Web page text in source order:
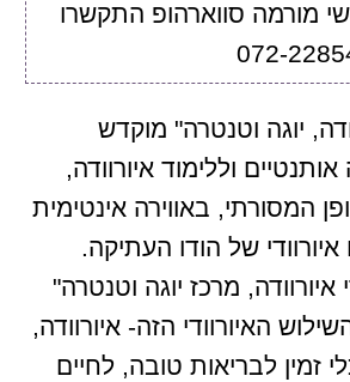
מורמה סווארהופ התקשרו
יוגה וטנטרה" מוקדש
אותנטיים וללימוד איורוודה,
המסורתי, באווירה אינטימית
של הודו העתיקה.
מרכז יוגה וטנטרה"
האיורוודי הזה- איורוודה,
זמין לבריאות טובה, לחיים